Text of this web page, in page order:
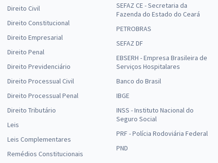
Direito Civil
Direito Constitucional
Direito Empresarial
Direito Penal
Direito Previdenciário
Direito Processual Civil
Direito Processual Penal
Direito Tributário
Leis
Leis Complementares
Remédios Constitucionais
SEFAZ CE - Secretaria da
Fazenda do Estado do Ceará
PETROBRAS
SEFAZ DF
EBSERH - Empresa Brasileira de
Serviços Hospitalares
Banco do Brasil
IBGE
INSS - Instituto Nacional do
Seguro Social
PRF - Polícia Rodoviária Federal
PND